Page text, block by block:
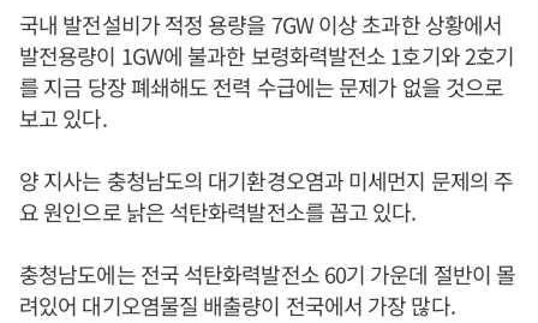
국내 발전설비가 적정 용량을 7GW 이상 초과한 상황에서
발전용량이 1GW에 불과한 보령화력발전소 1호기와 2호기
를 지금 당장 폐쇄해도 전력 수급에는 문제가 없을 것으로
보고 있다.
양 지사는 충청남도의 대기환경오염과 미세먼지 문제의 주
요 원인으로 낡은 석탄화력발전소를 꼽고 있다.
충청남도에는 전국 석탄화력발전소 60기 가운데 절반이 몰
려있어 대기오염물질 배출량이 전국에서 가장 많다.